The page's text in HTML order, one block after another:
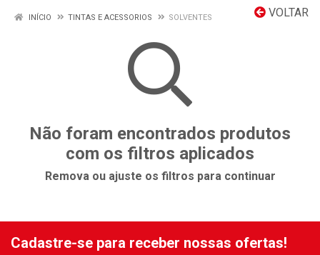
VOLTAR
INÍCIO TINTAS E ACESSORIOS SOLVENTES
Não foram encontrados produtos
com os filtros aplicados
Remova ou ajuste os filtros para continuar
Cadastre-se para receber nossas ofertas!